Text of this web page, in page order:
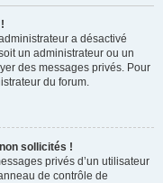
a désactivé
un administrateur ou un
des messages privés. Pour
du forum.
sollicités !
privés d’un utilisateur
de contrôle de